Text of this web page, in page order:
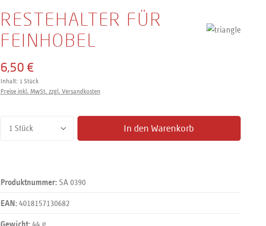
RESTEHALTER FÜR
FEINHOBEL
6,50 €
Inhalt: 1 Stück
Preise inkl. MwSt. zzgl. Versandkosten
Produkt Anzahl: Gib den gewünschten Wert ein oder
In den Warenkorb
Produktnummer: SA 0390
EAN: 4018157130682
44 g